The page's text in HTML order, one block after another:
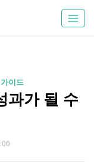
이드
과가 될 수